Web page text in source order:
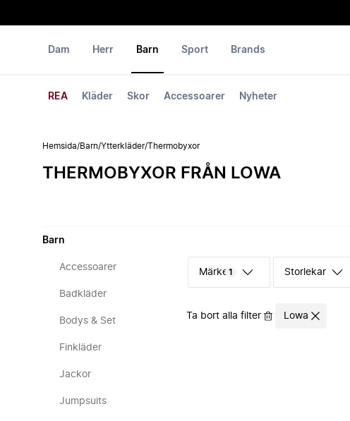
Dam Herr Barn
REA Kläder Skor Accessoarer Nyheter
Sport Brands
Hemsida/Barn/Ytterkläder/Thermobyxor
THERMOBYXOR FRÅN LOWA
Barn
Accessoarer
Badkläder
Bodys & Set
Finkläder
Jackor
Jumpsuits
Märke 1 Storlekar
Ta bort alla filter Lowa